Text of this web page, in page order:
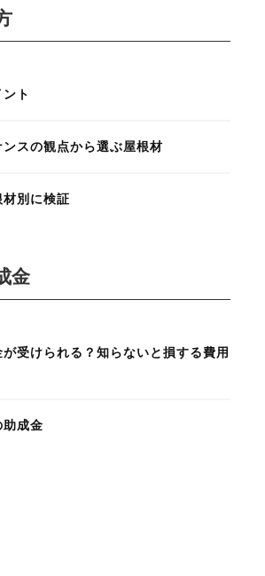
ト
スの観点から選ぶ屋根材
別に検証
金
受けられる？知らないと損する費用
成金